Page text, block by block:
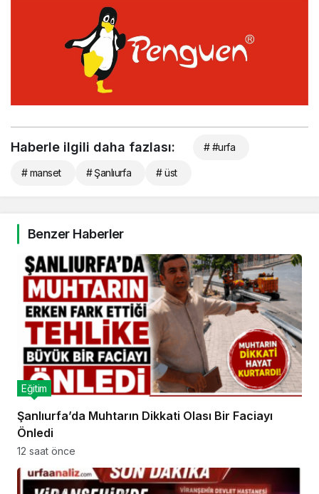
Haberle ilgili daha fazlası: # #urfa
# manset # Şanlıurfa # üst
Benzer Haberler
Şanlıurfa’da Muhtarın Dikkati Olası Bir Faciayı
Önledi
Eğitim
12 saat önce